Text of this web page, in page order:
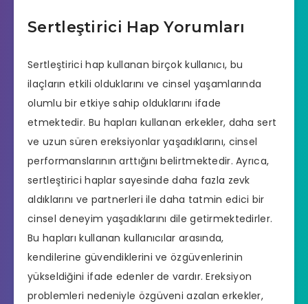
Sertleştirici Hap Yorumları
Sertleştirici hap kullanan birçok kullanıcı, bu
ilaçların etkili olduklarını ve cinsel yaşamlarında
olumlu bir etkiye sahip olduklarını ifade
etmektedir. Bu hapları kullanan erkekler, daha sert
ve uzun süren ereksiyonlar yaşadıklarını, cinsel
performanslarının arttığını belirtmektedir. Ayrıca,
sertleştirici haplar sayesinde daha fazla zevk
aldıklarını ve partnerleri ile daha tatmin edici bir
cinsel deneyim yaşadıklarını dile getirmektedirler.
Bu hapları kullanan kullanıcılar arasında,
kendilerine güvendiklerini ve özgüvenlerinin
yükseldiğini ifade edenler de vardır. Ereksiyon
problemleri nedeniyle özgüveni azalan erkekler,